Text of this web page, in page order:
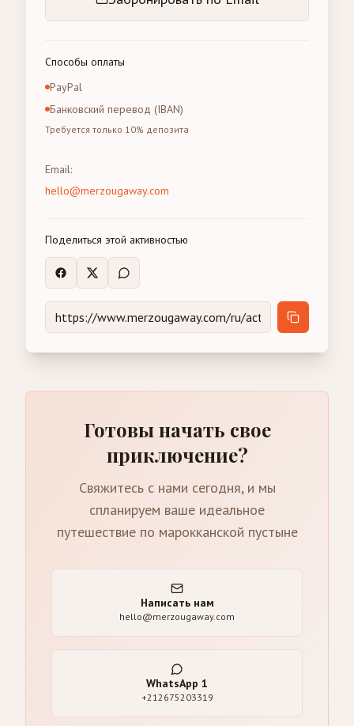
Способы оплаты
PayPal
Банковский перевод (IBAN)
Требуется только 10% депозита
Email:
hello@merzougaway.com
Поделиться этой активностью
Готовы начать свое
приключение?
Свяжитесь с нами сегодня, и мы
спланируем ваше идеальное
путешествие по марокканской пустыне
Написать нам
hello@merzougaway.com
WhatsApp 1
+212675203319